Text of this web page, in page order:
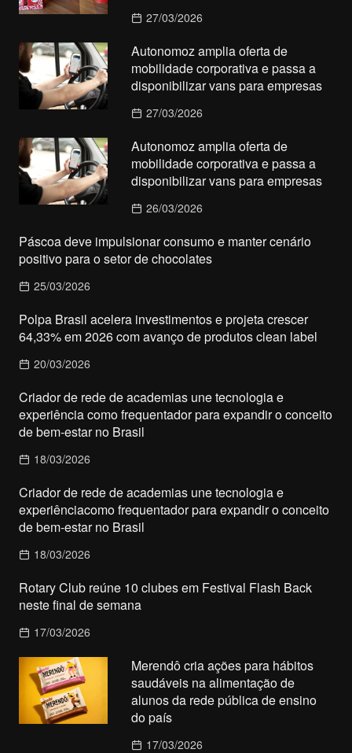
27/03/2026
Autonomoz amplia oferta de
mobilidade corporativa e passa a
disponibilizar vans para empresas
27/03/2026
Autonomoz amplia oferta de
mobilidade corporativa e passa a
disponibilizar vans para empresas
26/03/2026
Páscoa deve impulsionar consumo e manter cenário
positivo para o setor de chocolates
25/03/2026
Polpa Brasil acelera investimentos e projeta crescer
64,33% em 2026 com avanço de produtos clean label
20/03/2026
Criador de rede de academias une tecnologia e
experiência como frequentador para expandir o conceito
de bem-estar no Brasil
18/03/2026
Criador de rede de academias une tecnologia e
experiênciacomo frequentador para expandir o conceito
de bem-estar no Brasil
18/03/2026
Rotary Club reúne 10 clubes em Festival Flash Back
neste final de semana
17/03/2026
Merendô cria ações para hábitos
saudáveis na alimentação de
alunos da rede pública de ensino
do país
17/03/2026